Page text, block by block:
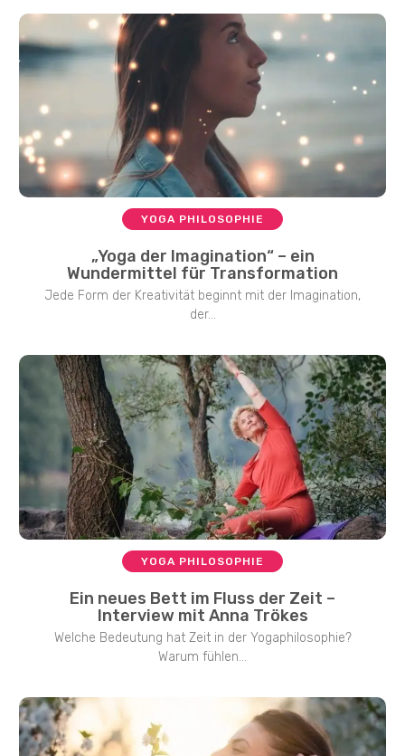
YOGA PHILOSOPHIE
„Yoga der Imagination“ – ein
Wundermittel für Transformation
Jede Form der Kreativität beginnt mit der Imagination,
der...
YOGA PHILOSOPHIE
Ein neues Bett im Fluss der Zeit –
Interview mit Anna Trökes
Welche Bedeutung hat Zeit in der Yogaphilosophie?
Warum fühlen...